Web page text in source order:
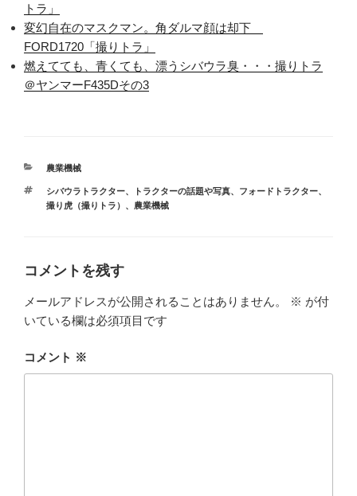
トラ」
変幻自在のマスクマン。角ダルマ顔は却下
FORD1720「撮りトラ」
燃えてても、青くても、漂うシバウラ臭・・・撮りトラ
＠ヤンマーF435Dその3
カ
ゴ
リ
農業機械
タ
グ
シバウラトラクター、 トラクターの話題や写真、 フォードトラクター、
撮り虎（撮りトラ） 、 農業機械
コメントを残す
メールアドレスが公開されることはありません。 ※ が付
いている欄は必須項目です
コメント ※